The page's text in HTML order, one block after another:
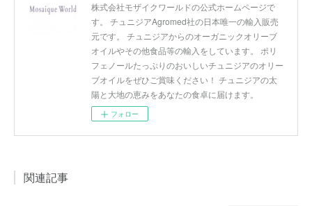
株式会社モザイクワールドの公式ホームページで
す。 チュニジアAgromed社の日本唯一の輸入販売
元です。 チュニジアからのオーガニックオリーブ
オイルやその他食品等の輸入をしています。 ポリ
フェノールたっぷりのおいしいチュニジアのオリー
ブオイルをぜひご賞味ください！ チュニジアの太
陽と大地の恵みをあなたの食卓に届けます。
フォロー
関連記事